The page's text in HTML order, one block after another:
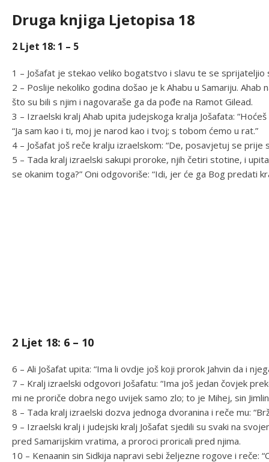
Druga knjiga Ljetopisa 18
2 Ljet 18: 1 – 5
1 – Jošafat je stekao veliko bogatstvo i slavu te se sprijateljio
2 – Poslije nekoliko godina došao je k Ahabu u Samariju.
što su bili s njim i nagovaraše ga da pođe na Ramot Gilead.
3 – Izraelski kralj Ahab upita judejskoga kralja Jošafata:
“Ja sam kao i ti, moj je narod kao i tvoj; s tobom ćemo u rat.”
4 – Jošafat još reče kralju izraelskom: “De, posavjetuj se prije s
5 – Tada kralj izraelski sakupi proroke, njih četiri stotine, i
se okanim toga?” Oni odgovoriše: “Idi, jer će ga Bog predati
2 Ljet 18: 6 – 10
6 – Ali Jošafat upita: “Ima li ovdje još koji prorok Jahvin da i
7 – Kralj izraelski odgovori Jošafatu: “Ima još jedan čovjek
mi ne proriče dobra nego uvijek samo zlo; to je Mihej, sin
8 – Tada kralj izraelski dozva jednoga dvoranina i reče mu:
9 – Izraelski kralj i judejski kralj Jošafat sjedili su svaki na
pred Samarijskim vratima, a proroci proricali pred njima.
10 – Kenaanin sin Sidkija napravi sebi željezne rogove i reče: